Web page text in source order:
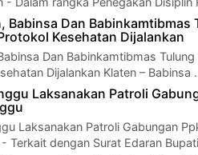
Babinsa Dan Babinkamtibmas
Kesehatan Dijalankan
Dan Babinkamtibmas
Dijalankan Klaten – Babinsa
Laksanakan Patroli
Laksanakan Patroli Gabungan
Terkait dengan Surat Edaran